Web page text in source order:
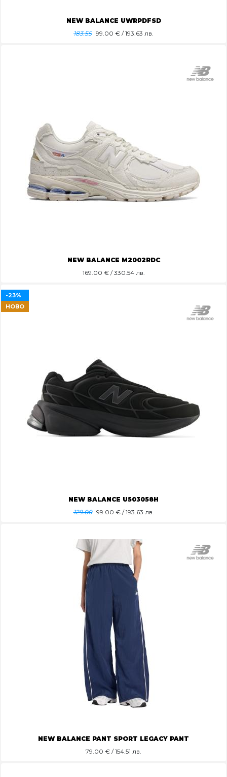
NEW BALANCE UWRPDFSD
183.55 99.00 € / 193.63 лв.
NEW BALANCE M2002RDC
169.00 € / 330.54 лв.
NEW BALANCE U503058H
129.00 99.00 € / 193.63 лв.
-23%
НОВО
NEW BALANCE PANT SPORT LEGACY PANT
79.00 € / 154.51 лв.